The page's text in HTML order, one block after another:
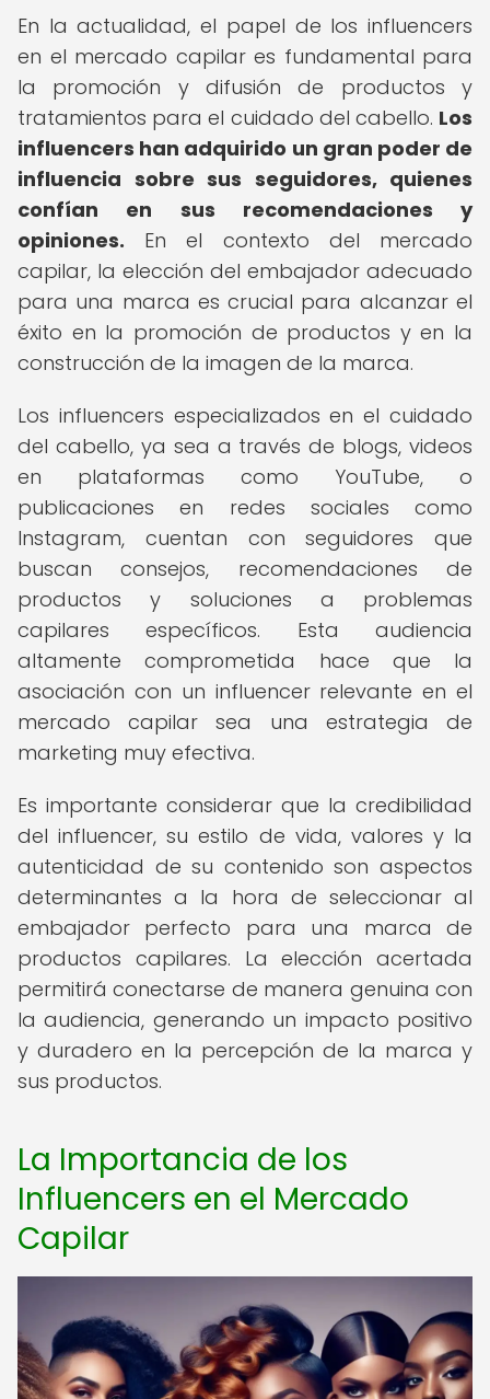
En la actualidad, el papel de los influencers
en el mercado capilar es fundamental para
la promoción y difusión de productos y
tratamientos para el cuidado del cabello. Los
influencers han adquirido un gran poder de
influencia sobre sus seguidores, quienes
confían en sus recomendaciones y
opiniones. En el contexto del mercado
capilar, la elección del embajador adecuado
para una marca es crucial para alcanzar el
éxito en la promoción de productos y en la
construcción de la imagen de la marca.
Los influencers especializados en el cuidado
del cabello, ya sea a través de blogs, videos
en plataformas como YouTube, o
publicaciones en redes sociales como
Instagram, cuentan con seguidores que
buscan consejos, recomendaciones de
productos y soluciones a problemas
capilares específicos. Esta audiencia
altamente comprometida hace que la
asociación con un influencer relevante en el
mercado capilar sea una estrategia de
marketing muy efectiva.
Es importante considerar que la credibilidad
del influencer, su estilo de vida, valores y la
autenticidad de su contenido son aspectos
determinantes a la hora de seleccionar al
embajador perfecto para una marca de
productos capilares. La elección acertada
permitirá conectarse de manera genuina con
la audiencia, generando un impacto positivo
y duradero en la percepción de la marca y
sus productos.
La Importancia de los
Influencers en el Mercado
Capilar